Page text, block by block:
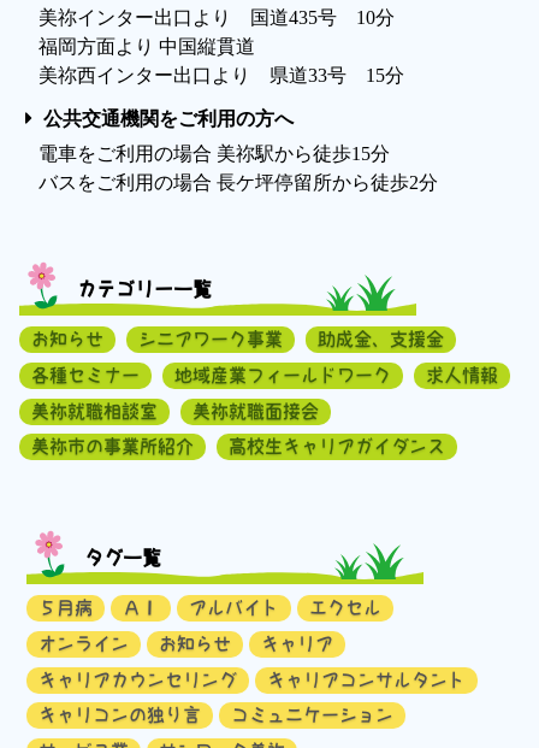
美祢インター出口より 国道435号 10分
福岡方面より 中国縦貫道
美祢西インター出口より 県道33号 15分
公共交通機関をご利用の方へ
電車をご利用の場合 美祢駅から徒歩15分
バスをご利用の場合 長ケ坪停留所から徒歩2分
カテゴリー一覧
お知らせ シニアワーク事業
助成金、支援金
各種セミナー
地域産業フィールドワーク
求人情報
美祢就職相談室
美祢就職面接会
美祢市の事業所紹介
高校生キャリアガイダンス
タグ一覧
５月病 ＡＩ アルバイト
エクセル
オンライン
お知らせ
キャリア
キャリアカウンセリング
キャリアコンサルタント
キャリコンの独り言
コミュニケーション